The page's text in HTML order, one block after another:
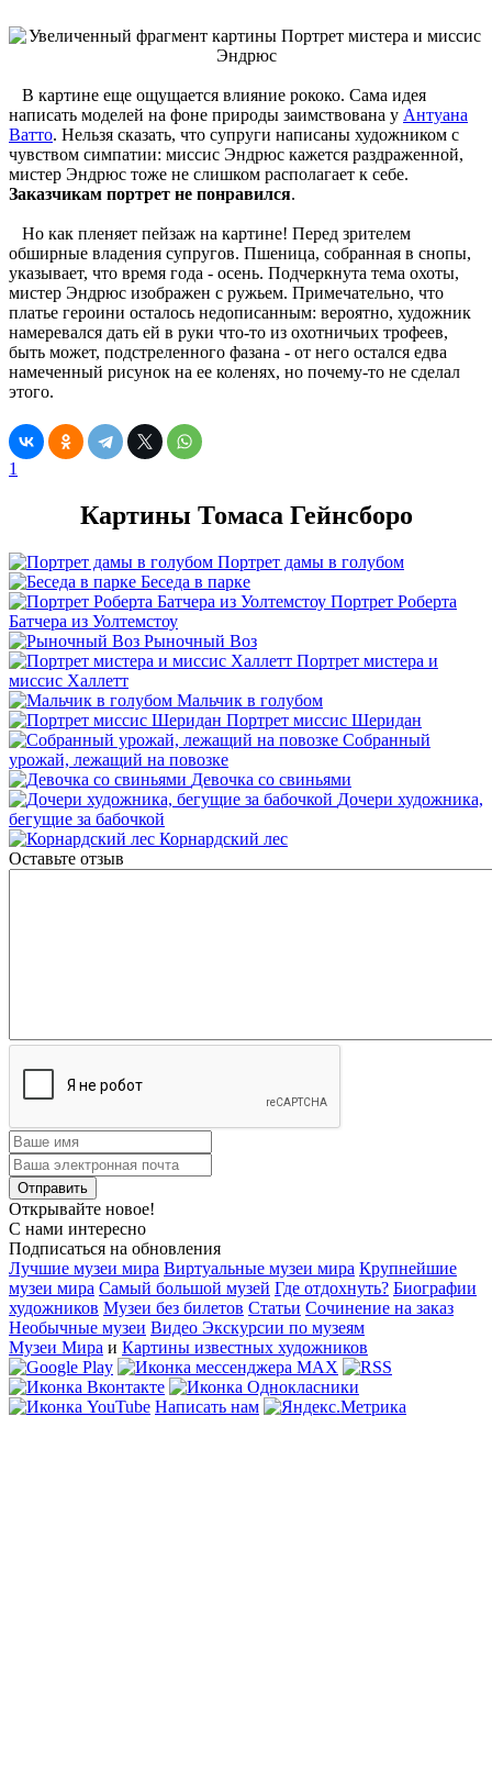
В картине еще ощущается влияние рококо. Сама идея
написать моделей на фоне природы заимствована у Антуана
Ватто. Нельзя сказать, что супруги написаны художником с
чувством симпатии: миссис Эндрюс кажется раздраженной,
мистер Эндрюс тоже не слишком располагает к себе.
Заказчикам портрет не понравился.
Но как пленяет пейзаж на картине! Перед зрителем
обширные владения супругов. Пшеница, собранная в снопы,
указывает, что время года - осень. Подчеркнута тема охоты,
мистер Эндрюс изображен с ружьем. Примечательно, что
платье героини осталось недописанным: вероятно, художник
намеревался дать ей в руки что-то из охотничьих трофеев,
быть может, подстреленного фазана - от него остался едва
намеченный рисунок на ее коленях, но почему-то не сделал
этого.
1
Картины Томаса Гейнсборо
Портрет дамы в голубом
Беседа в парке
Портрет Роберта
Батчера из Уолтемстоу
Рыночный Воз
Портрет мистера и
миссис Халлетт
Мальчик в голубом
Портрет миссис Шеридан
Собранный
урожай, лежащий на повозке
Девочка со свиньями
Дочери художника,
бегущие за бабочкой
Корнардский лес
Оставьте отзыв
Открывайте новое!
С нами интересно
Подписаться на обновления
Лучшие музеи мира Виртуальные музеи мира Крупнейшие
музеи мира Самый большой музей Где отдохнуть? Биографии
художников Музеи без билетов Статьи Сочинение на заказ
Необычные музеи Видео Экскурсии по музеям
Музеи Мира и Картины известных художников
Написать нам